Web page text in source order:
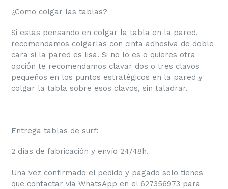
¿Como colgar las tablas?
Si estás pensando en colgar la tabla en la pared,
recomendamos colgarlas con cinta adhesiva de doble
cara si la pared es lisa. Si no lo es o quieres otra
opción te recomendamos clavar dos o tres clavos
pequeños en los puntos estratégicos en la pared y
colgar la tabla sobre esos clavos, sin taladrar.
Entrega tablas de surf:
2 días de fabricación y envío 24/48h.
Una vez confirmado el pedido y pagado solo tienes
que contactar via WhatsApp en el 627356973 para